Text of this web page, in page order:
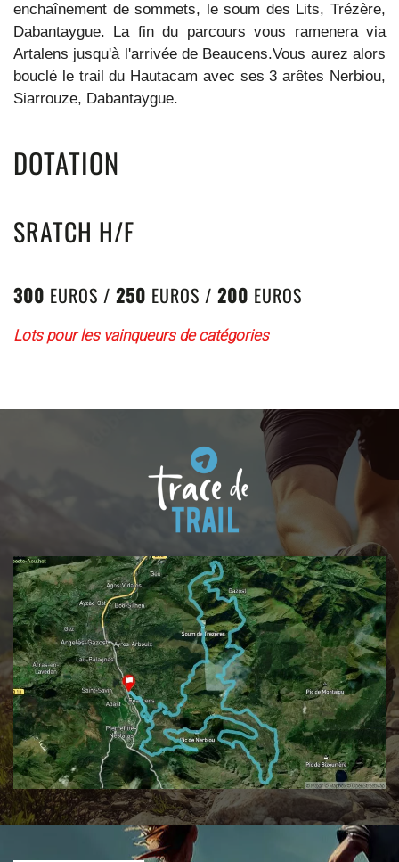
enchaînement de sommets, le soum des Lits, Trézère,
Dabantaygue. La fin du parcours vous ramenera via
Artalens jusqu'à l'arrivée de Beaucens.Vous aurez alors
bouclé le trail du Hautacam avec ses 3 arêtes Nerbiou,
Siarrouze, Dabantaygue.
DOTATION
SRATCH H/F
300 EUROS / 250 EUROS / 200 EUROS
Lots pour les vainqueurs de catégories